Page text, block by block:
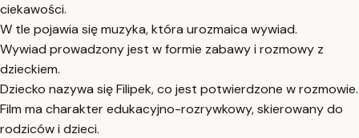
ciekawości.
W tle pojawia się muzyka, która urozmaica wywiad.
Wywiad prowadzony jest w formie zabawy i rozmowy z
dzieckiem.
Dziecko nazywa się Filipek, co jest potwierdzone w rozmowie.
Film ma charakter edukacyjno-rozrywkowy, skierowany do
rodziców i dzieci.